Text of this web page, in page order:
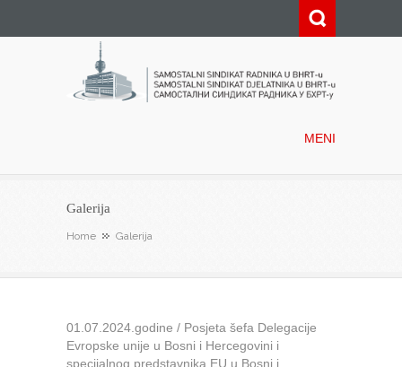
MENI
Galerija
Home Galerija
01.07.2024.godine / Posjeta šefa Delegacije
Evropske unije u Bosni i Hercegovini i
specijalnog predstavnika EU u Bosni i